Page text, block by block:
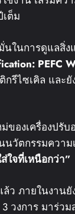
ต็ม
นในการดูแลสิ่
PEFC
รีไซเคิล และ
องเครื่องปรั
วัตกรรมความ
ใจที่เหนือกว่า”
ายในงานยัง
วงการ มาร่ว